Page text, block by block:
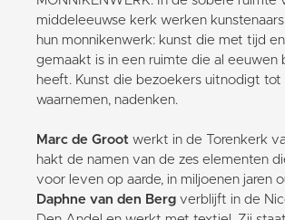
middeleeuwse kerk werken
hun monnikenwerk: kunst die met tijd
gemaakt is in een ruimte die al eeuwen
heeft. Kunst die bezoekers uitnodigt tot
waarnemen, nadenken.
Marc de Groot werkt in de Torenkerk
hakt de namen van de zes elementen
voor leven op aarde, in miljoenen jaren
Daphne van den Berg verblijft in de